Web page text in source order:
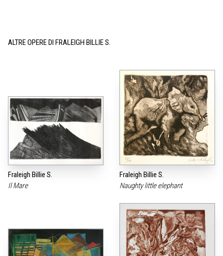
ALTRE OPERE DI FRALEIGH BILLIE S.
Fraleigh Billie S.
Il Mare
Fraleigh Billie S.
Naughty little elephant